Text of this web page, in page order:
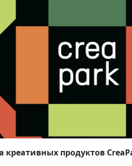
продуктов